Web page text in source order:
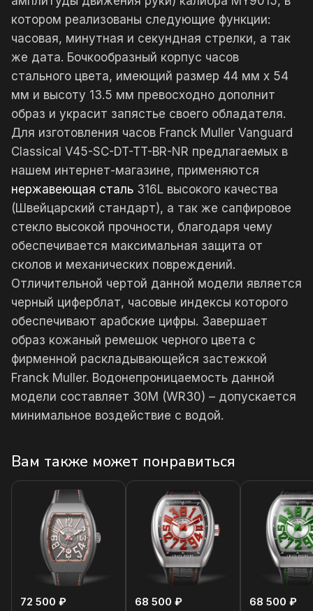
котором реализованы следующие функции:
часовая, минутная и секундная стрелки, а так
же дата. Бочкообразный корпус часов
стального цвета, имеющий размер 44 мм x 54
мм и высоту 13.5 мм превосходно дополнит
образ и украсит запястье своего обладателя.
Для изготовления часов Franck Muller Vanguard
Classical V45-SC-DT-TT-BR-NR предлагаемых в
нашем интернет-магазине, применяются
нержавеющая сталь 316L высокого качества
(Швейцарский стандарт), а так же сапфировое
стекло высокой прочности, благодаря чему
обеспечивается максимальная защита от
сколов и механических повреждений.
Отличительной чертой данной модели является
черный циферблат, часовые индексы которого
обеспечивают арабские цифры. Завершает
образ кожаный ремешок черного цвета с
фирменной раскладывающейся застежкой
Franck Muller. Водонепроницаемость данной
модели составляет 30М (WR30) – допускается
минимальное воздействие с водой.
Вам также может понравиться
72 500 ₽ 68 500 ₽ 68 500 ₽